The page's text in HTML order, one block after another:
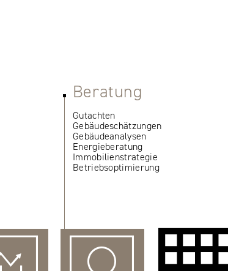
Beratung
Gutachten
Gebäudeschätzungen
Gebäudeanalysen
Energieberatung
Immobilienstrategie
Betriebsoptimierung